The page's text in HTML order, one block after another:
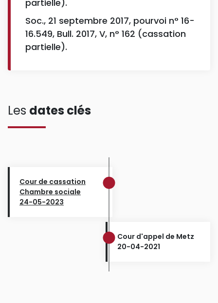
partielle).
Soc., 21 septembre 2017, pourvoi n° 16-
16.549, Bull. 2017, V, n° 162 (cassation
partielle).
Les dates clés
Cour de cassation
Chambre sociale
24-05-2023
Cour d'appel de Metz
20-04-2021